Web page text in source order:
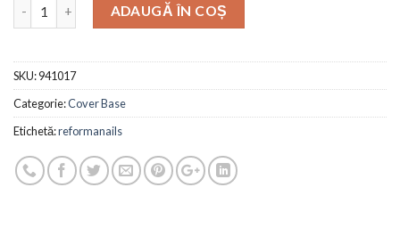
ADAUGĂ ÎN COȘ
SKU:941017
Categorie:Cover Base
Etichetă:reformanails